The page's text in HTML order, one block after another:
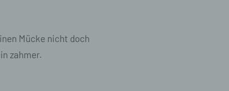
Mücke nicht doch
zahmer.